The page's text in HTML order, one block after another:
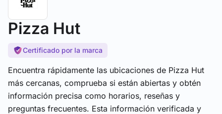
Pizza Hut
Certificado por la marca
Encuentra rápidamente las ubicaciones de Pizza Hut
más cercanas, comprueba si están abiertas y obtén
información precisa como horarios, reseñas y
preguntas frecuentes. Esta información verificada y